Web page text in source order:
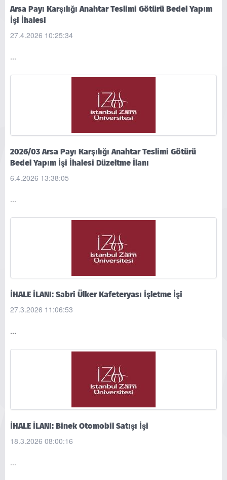
Arsa Payı Karşılığı Anahtar Teslimi Götürü Bedel Yapım
İşi İhalesi
27.4.2026 10:25:34
...
2026/03 Arsa Payı Karşılığı Anahtar Teslimi Götürü
Bedel Yapım İşi İhalesi Düzeltme İlanı
6.4.2026 13:38:05
...
İHALE İLANI: Sabri Ülker Kafeteryası İşletme İşi
27.3.2026 11:06:53
...
İHALE İLANI: Binek Otomobil Satışı İşi
18.3.2026 08:00:16
...